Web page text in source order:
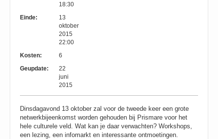
18:30
Einde:
13
oktober
2015
22:00
Kosten:
6
Geupdate:
22
juni
2015
Dinsdagavond 13 oktober zal voor de tweede keer een grote
netwerkbijeenkomst worden gehouden bij Prismare voor het
hele culturele veld. Wat kan je daar verwachten? Workshops,
een lezing, een infomarkt en interessante ontmoetingen.